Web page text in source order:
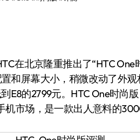
在北京隆重推出了“HTC One
和屏幕大小，稍微改动了外
E8的2799元。HTC One时尚
市场，是一款出人意料的